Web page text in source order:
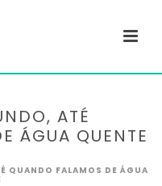
ATÉ
ÁGUA QUENTE
QUANDO FALAMOS DE ÁGUA